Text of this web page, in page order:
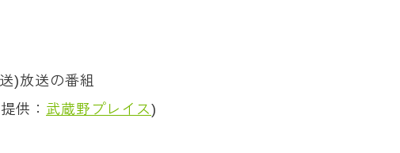
)放送の番組
供： 武蔵野プレイス)